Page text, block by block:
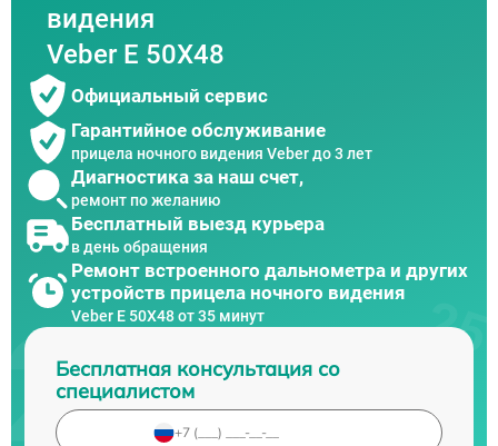
видения
Veber E 50X48
Официальный сервис
Гарантийное обслуживание
прицела ночного видения Veber до 3 лет
Диагностика за наш счет,
ремонт по желанию
Бесплатный выезд курьера
в день обращения
Ремонт встроенного дальнометра и других
устройств прицела ночного видения
Veber E 50X48 от 35 минут
Бесплатная консультация со
специалистом